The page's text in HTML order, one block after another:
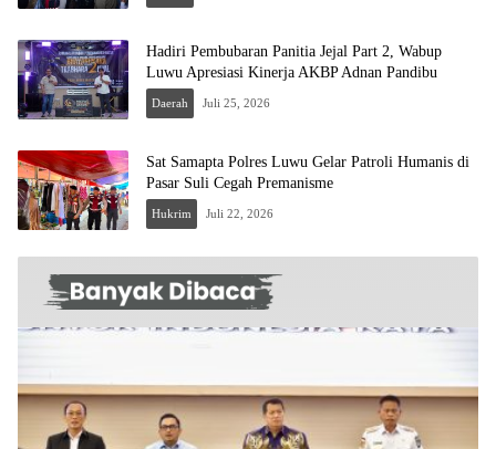
Hadiri Pembubaran Panitia Jejal Part 2, Wabup
Luwu Apresiasi Kinerja AKBP Adnan Pandibu
Daerah Juli 25, 2026
Sat Samapta Polres Luwu Gelar Patroli Humanis di
Pasar Suli Cegah Premanisme
Hukrim Juli 22, 2026